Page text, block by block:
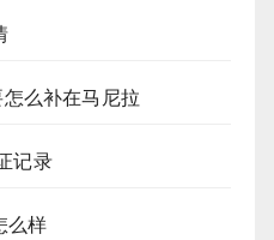
么补在马尼拉
记录
么样